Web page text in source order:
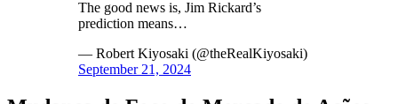
The good news is, Jim Rickard’s
prediction means…
— Robert Kiyosaki (@theRealKiyosaki)
September 21, 2024